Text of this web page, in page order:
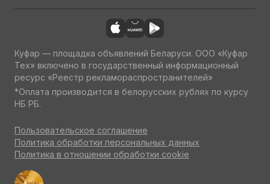
Куфар — площадка объявлений Беларуси. ООО «Куфар
Тех» включено в государственный информационный
ресурс «Реестр рекламораспространителей»
*Оплата производится в белорусских рублях по курсу
НБ РБ.
Пользовательское соглашение
Политика обработки персональных данных
Политика в отношении обработки cookie